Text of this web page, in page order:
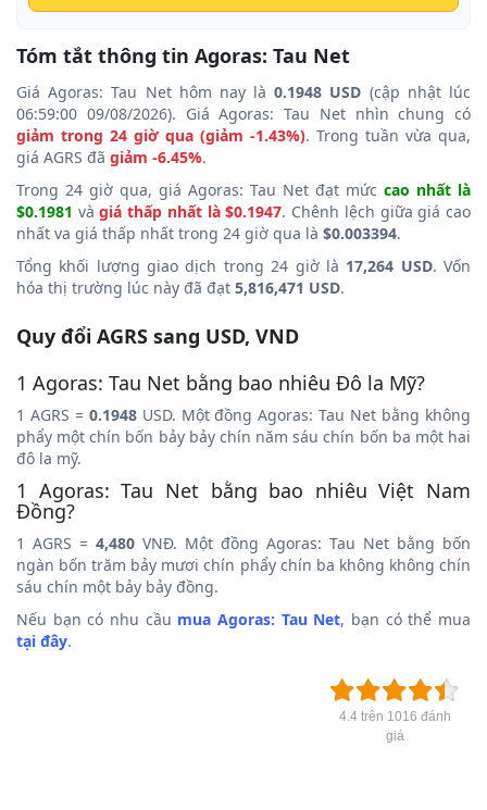
Tóm tắt thông tin Agoras: Tau Net
Giá Agoras: Tau Net hôm nay là0.1948 USD (cập nhật lúc
06:59:00 09/08/2026). Giá Agoras: Tau Net nhìn chung có
giảm trong 24 giờ qua (giảm -1.43%). Trong tuần vừa qua,
giá AGRS đã giảm -6.45%.
Trong 24 giờ qua, giá Agoras: Tau Net đạt mức cao nhất là
$0.1981 vàgiá thấp nhất là $0.1947. Chênh lệch giữa giá cao
nhất va giá thấp nhất trong 24 giờ qua là $0.003394.
Tổng khối lượng giao dịch trong 24 giờ là 17,264 USD. Vốn
hóa thị trường lúc này đã đạt 5,816,471 USD.
Quy đổi AGRS sang USD, VND
1 Agoras: Tau Net bằng bao nhiêu Đô la Mỹ?
1 AGRS = 0.1948USD. Một đồng Agoras: Tau Net bằng không
phẩy một chín bốn bảy bảy chín năm sáu chín bốn ba một hai
đô la mỹ.
1 Agoras: Tau Net bằng bao nhiêu Việt Nam
Đồng?
1 AGRS = 4,480 VNĐ. Một đồng Agoras: Tau Net bằng bốn
ngàn bốn trăm bảy mươi chín phẩy chín ba không không chín
sáu chín một bảy bảy đồng.
Nếu bạn có nhu cầu mua Agoras: Tau Net, bạn có thể mua
tại đây.
4.4 trên 1016 đánh
giá